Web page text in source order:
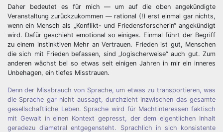
Daher bedeutet es für mich — um auf die oben angekündigte
Veranstaltung zurückzukommen — rational (!) erst einmal gar nichts,
wenn ein Mensch als „Konflikt- und Friedensforscherin“ angekündigt
wird. Dafür geschieht emotional so einiges. Einmal führt der Begriff
zu einem instinktiven Mehr an Vertrauen. Frieden ist gut, Menschen
die sich mit Frieden befassen, sind „logischerweise“ auch gut. Zum
anderen wächst bei so etwas seit einigen Jahren in mir ein inneres
Unbehagen, ein tiefes Misstrauen.
Denn der Missbrauch von Sprache, um etwas zu transportieren, was
die Sprache gar nicht aussagt, durchzieht inzwischen das gesamte
gesellschaftliche Leben. Sprache wird für Machtinteressen faktisch
mit Gewalt in einen Kontext gepresst, der dem eigentlichen Inhalt
geradezu diametral entgegensteht. Sprachlich in sich konsistente